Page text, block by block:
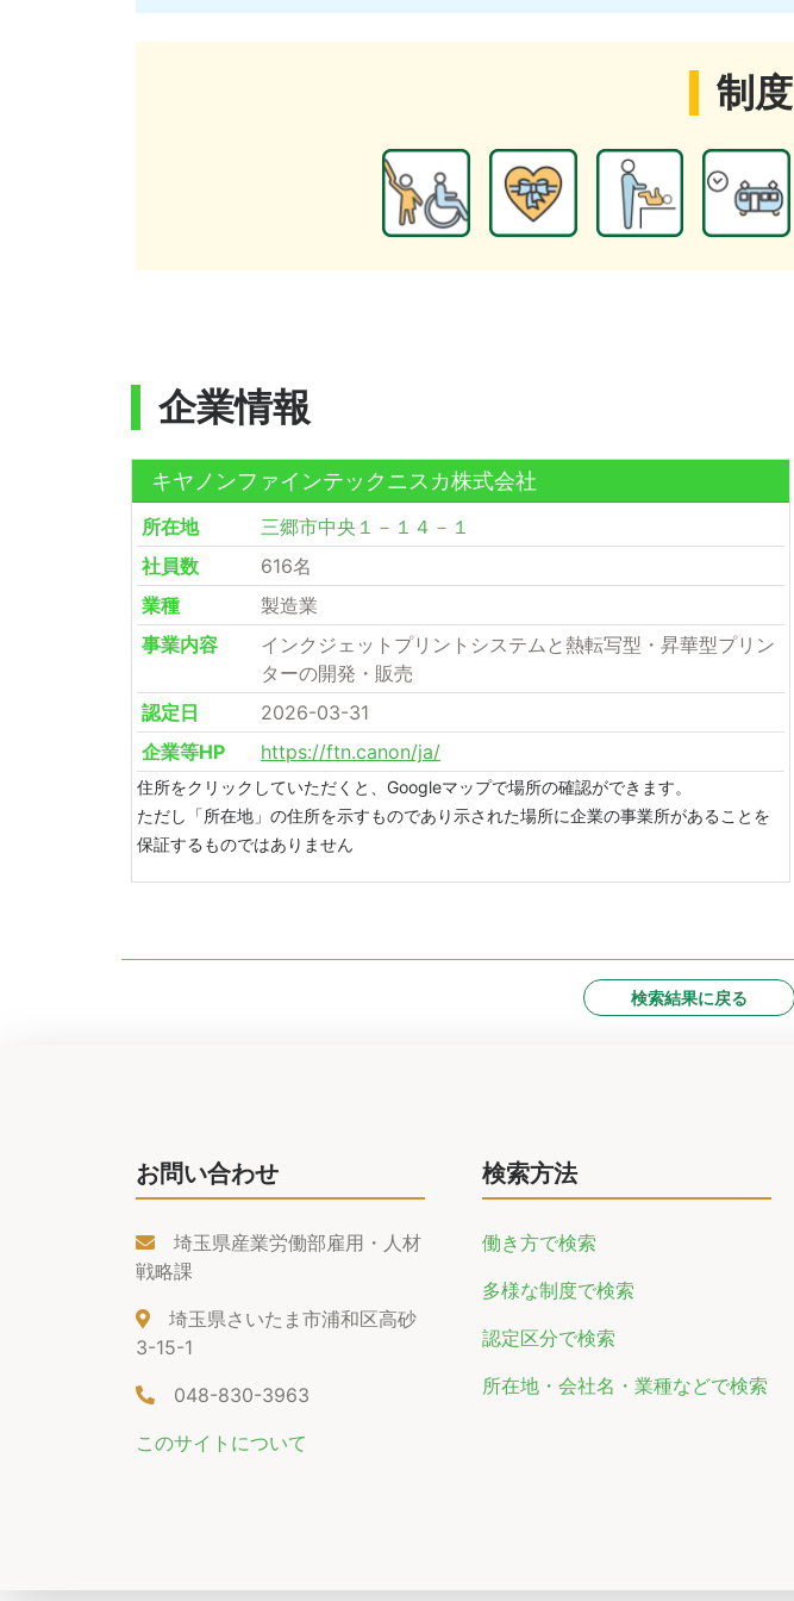
制度
企業情報
キヤノンファインテックニスカ株式会社
所在地
三郷市中央１－１４－１
社員数
616名
業種
製造業
事業内容
インクジェットプリントシステムと熱転写型・昇華型プリン
ターの開発・販売
認定日
2026-03-31
企業等HP
https://ftn.canon/ja/
住所をクリックしていただくと、Googleマップで場所の確認ができます。
ただし「所在地」の住所を示すものであり示された場所に企業の事業所があることを
保証するものではありません
検索結果に戻る
お問い合わせ
埼玉県産業労働部雇用・人材
戦略課
埼玉県さいたま市浦和区高砂
3-15-1
048-830-3963
このサイトについて
検索方法
働き方で検索
多様な制度で検索
認定区分で検索
所在地・会社名・業種などで検索